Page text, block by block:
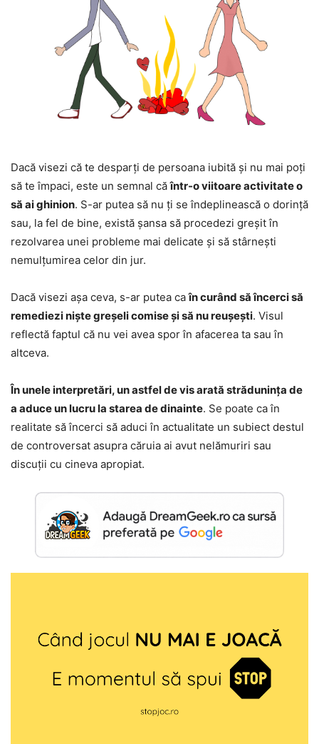
Dacă visezi că te desparți de persoana iubită și nu mai poți
să te împaci, este un semnal căîntr-o viitoare activitate o
să ai ghinion. S-ar putea să nu ți se îndeplinească o dorință
sau, la fel de bine, există șansa să procedezi greșit în
rezolvarea unei probleme mai delicate și să stârnești
nemulțumirea celor din jur.
Dacă visezi așa ceva, s-ar putea caîn curând să încerci să
remediezi niște greșeli comise și să nu reușești. Visul
reflectă faptul că nu vei avea spor în afacerea ta sau în
altceva.
În unele interpretări, un astfel de vis arată strădunința de
a aduce un lucru la starea de dinainte. Se poate ca în
realitate să încerci să aduci în actualitate un subiect destul
de controversat asupra căruia ai avut nelămuriri sau
discuții cu cineva apropiat.